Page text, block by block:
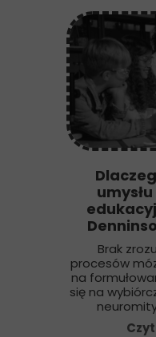
Brak
procesów
na
się na